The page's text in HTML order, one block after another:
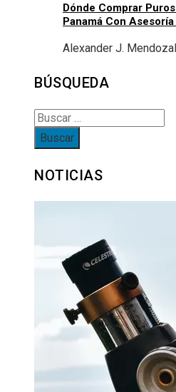
Dónde Comprar
Panamá Con
Alexander J. Mendoza
BÚSQUEDA
Buscar:
NOTICIAS